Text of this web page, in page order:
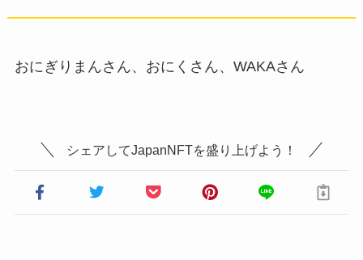
おにぎりまんさん、おにくさん、WAKAさん
シェアしてJapanNFTを盛り上げよう！